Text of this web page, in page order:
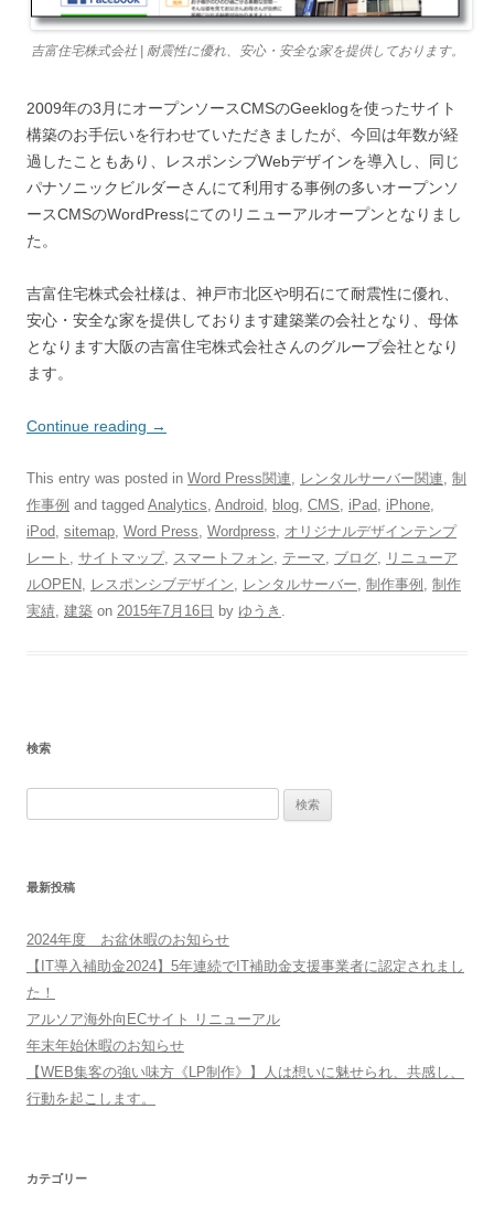
吉富住宅株式会社 | 耐震性に優れ、安心・安全な家を提供しております。
2009年の3月にオープンソースCMSのGeeklogを使ったサイト
構築のお手伝いを行わせていただきましたが、今回は年数が経
過したこともあり、レスポンシブWebデザインを導入し、同じ
パナソニックビルダーさんにて利用する事例の多いオープンソ
ースCMSのWordPressにてのリニューアルオープンとなりまし
た。
吉富住宅株式会社様は、神戸市北区や明石にて耐震性に優れ、
安心・安全な家を提供しております建築業の会社となり、母体
となります大阪の吉富住宅株式会社さんのグループ会社となり
ます。
Continue reading →
This entry was posted in Word Press関連, レンタルサーバー関連, 制
作事例 and tagged Analytics, Android, blog, CMS, iPad, iPhone,
iPod, sitemap, Word Press, Wordpress, オリジナルデザインテンプ
レート , サイトマップ, スマートフォン, テーマ, ブログ, リニューア
ルOPEN, レスポンシブデザイン, レンタルサーバー, 制作事例 , 制作
実績, 建築 on 2015年7月16日 by ゆうき .
検索
最新投稿
2024年度 お盆休暇のお知らせ
【IT導入補助金2024】5年連続でIT補助金支援事業者に認定されまし
た！
アルソア海外向ECサイト リニューアル
年末年始休暇のお知らせ
【WEB集客の強い味方《LP制作》】人は想いに魅せられ、共感し、
行動を起こします。
カテゴリー